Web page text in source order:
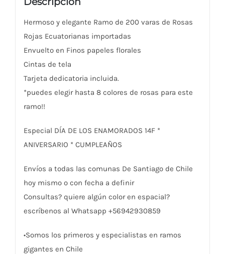
Hermoso y elegante Ramo de 200 varas de Rosas
Rojas Ecuatorianas importadas
Envuelto en Finos papeles florales
Cintas de tela
Tarjeta dedicatoria incluida.
*puedes elegir hasta 8 colores de rosas para este
ramo!!
Especial DÍA DE LOS ENAMORADOS 14F *
ANIVERSARIO * CUMPLEAÑOS
Envíos a todas las comunas De Santiago de Chile
hoy mismo o con fecha a definir
Consultas? quiere algún color en espacial?
escríbenos al Whatsapp +56942930859
•Somos los primeros y especialistas en ramos
gigantes en Chile